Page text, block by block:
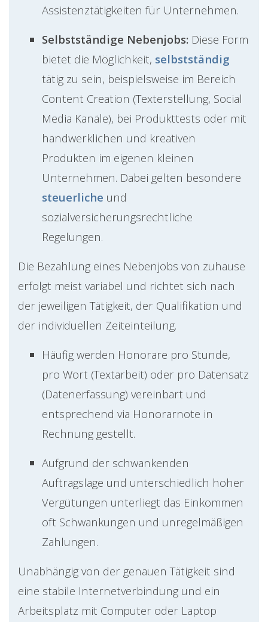
Assistenztätigkeiten für Unternehmen.
Selbstständige Nebenjobs: Diese Form
bietet die Möglichkeit, selbstständig
tätig zu sein, beispielsweise im Bereich
Content Creation (Texterstellung, Social
Media Kanäle), bei Produkttests oder mit
handwerklichen und kreativen
Produkten im eigenen kleinen
Unternehmen. Dabei gelten besondere
steuerliche und
sozialversicherungsrechtliche
Regelungen.
Die Bezahlung eines Nebenjobs von zuhause
erfolgt meist variabel und richtet sich nach
der jeweiligen Tätigkeit, der Qualifikation und
der individuellen Zeiteinteilung.
Häufig werden Honorare pro Stunde,
pro Wort (Textarbeit) oder pro Datensatz
(Datenerfassung) vereinbart und
entsprechend via Honorarnote in
Rechnung gestellt.
Aufgrund der schwankenden
Auftragslage und unterschiedlich hoher
Vergütungen unterliegt das Einkommen
oft Schwankungen und unregelmäßigen
Zahlungen.
Unabhängig von der genauen Tätigkeit sind
eine stabile Internetverbindung und ein
Arbeitsplatz mit Computer oder Laptop